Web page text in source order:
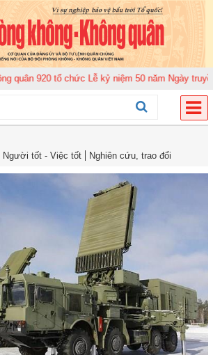
chức Lễ kỷ niệm 50 năm Ngày truyền thống (12-
Người tốt - Việc tốt Nghiên cứu, trao đổi